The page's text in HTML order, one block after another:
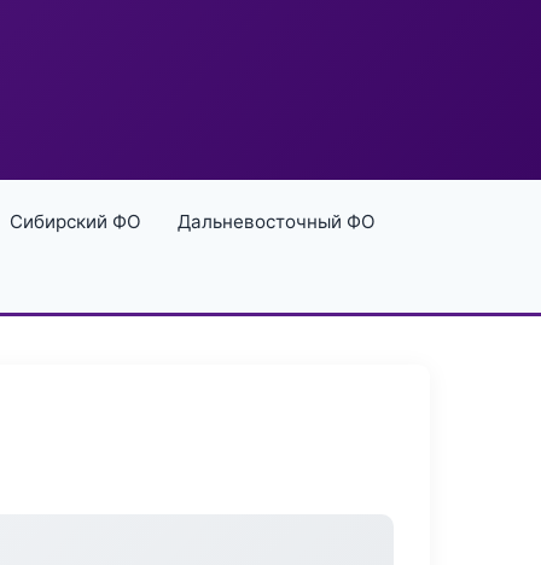
Сибирский ФО Дальневосточный ФО